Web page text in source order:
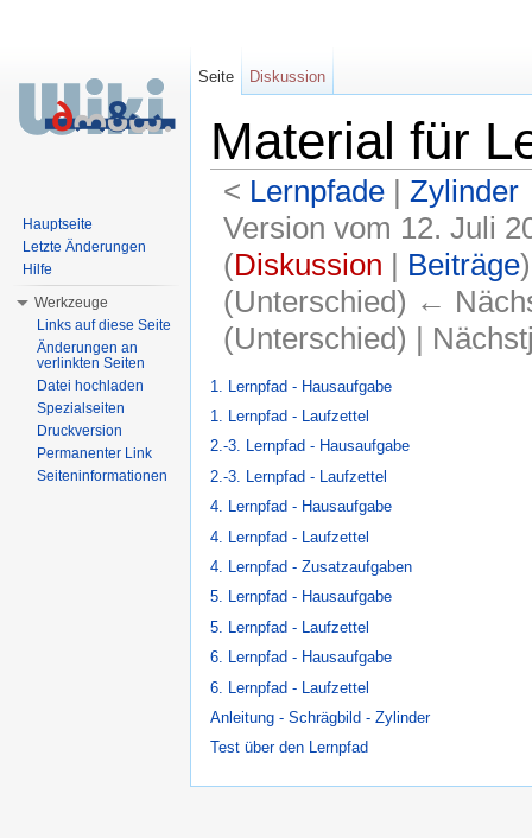
Material für
< Lernpfade‎ | Zylinder
Version vom 12. Juli
(Diskussion | Beiträge)
(Unterschied) ←
(Unterschied) |
1. Lernpfad - Hausaufgabe
1. Lernpfad - Laufzettel
2.-3. Lernpfad - Hausaufgabe
2.-3. Lernpfad - Laufzettel
4. Lernpfad - Hausaufgabe
4. Lernpfad - Laufzettel
4. Lernpfad - Zusatzaufgaben
5. Lernpfad - Hausaufgabe
5. Lernpfad - Laufzettel
6. Lernpfad - Hausaufgabe
6. Lernpfad - Laufzettel
Anleitung - Schrägbild - Zylinder
Test über den Lernpfad
Seite Diskussion
Hauptseite
Letzte Änderungen
Hilfe
Werkzeuge
Links auf diese Seite
Änderungen an
verlinkten Seiten
Datei hochladen
Spezialseiten
Druckversion
Permanenter Link
Seiteninformationen